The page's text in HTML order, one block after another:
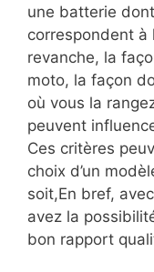
une batterie
correspondent à
revanche, la
moto, la façon
où vous la
peuvent
Ces critères
choix d’un
soit,En bref,
avez la
bon rapport